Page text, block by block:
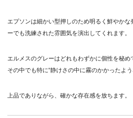
エプソンは細かい型押しのため明るく鮮やかな
ーでも洗練された雰囲気を演出してくれます。
エルメスのグレーはどれもわずかに個性を秘
その中でも特に“静けさの中に霧のかかったよう
上品でありながら、確かな存在感を放ちます。